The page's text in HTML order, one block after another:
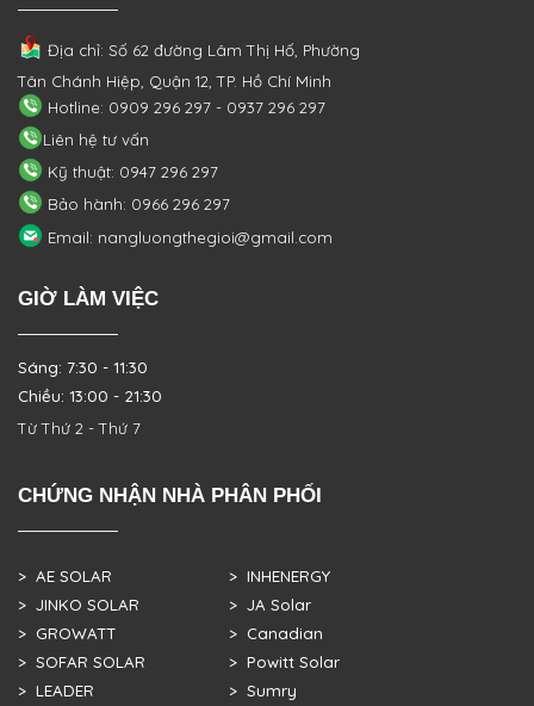
Địa chỉ: Số 62 đường Lâm Thị Hố, Phường
Tân Chánh Hiệp, Quận 12, TP. Hồ Chí Minh
Hotline: 0909 296 297 - 0937 296 297
Liên hệ tư vấn
Kỹ thuật: 0947 296 297
Bảo hành: 0966 296 297
Email: nangluongthegioi@gmail.com
GIỜ LÀM VIỆC
Sáng: 7:30 - 11:30
Chiều: 13:00 - 21:30
Từ Thứ 2 - Thứ 7
CHỨNG NHẬN NHÀ PHÂN PHỐI
> AE SOLAR
> JINKO SOLAR
> GROWATT
> SOFAR SOLAR
> LEADER
> INHENERGY
> JA Solar
> Canadian
> Powitt Solar
> Sumry